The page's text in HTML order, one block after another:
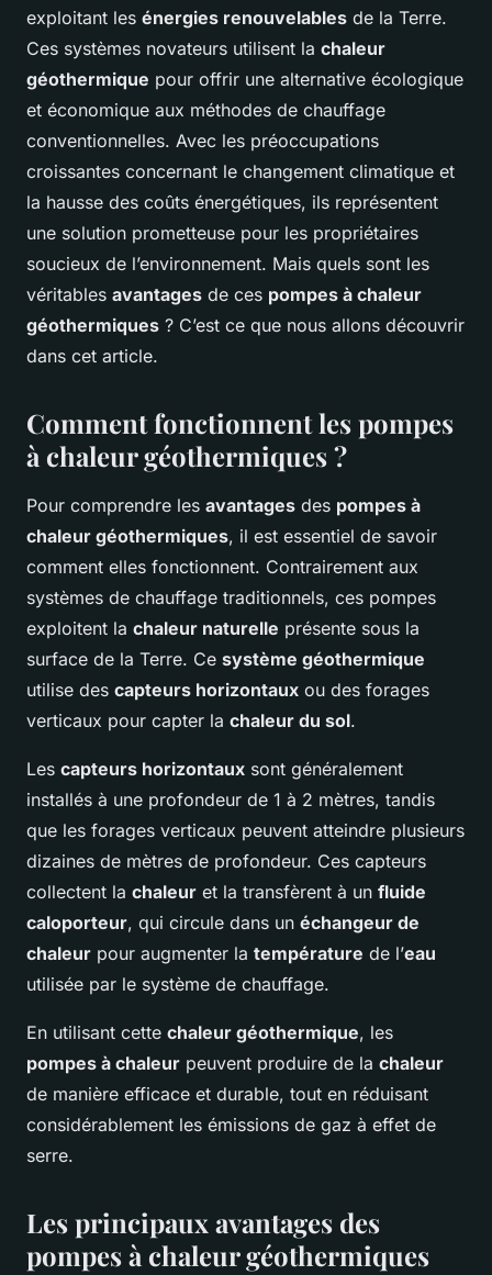
exploitant les énergies renouvelables de la Terre.
Ces systèmes novateurs utilisent la chaleur
géothermique pour offrir une alternative écologique
et économique aux méthodes de chauffage
conventionnelles. Avec les préoccupations
croissantes concernant le changement climatique et
la hausse des coûts énergétiques, ils représentent
une solution prometteuse pour les propriétaires
soucieux de l’environnement. Mais quels sont les
véritables avantages de ces pompes à chaleur
géothermiques ? C’est ce que nous allons découvrir
dans cet article.
Comment fonctionnent les pompes
à chaleur géothermiques ?
Pour comprendre les avantages des pompes à
chaleur géothermiques, il est essentiel de savoir
comment elles fonctionnent. Contrairement aux
systèmes de chauffage traditionnels, ces pompes
exploitent la chaleur naturelle présente sous la
surface de la Terre. Ce système géothermique
utilise des capteurs horizontaux ou des forages
verticaux pour capter la chaleur du sol.
Les capteurs horizontaux sont généralement
installés à une profondeur de 1 à 2 mètres, tandis
que les forages verticaux peuvent atteindre plusieurs
dizaines de mètres de profondeur. Ces capteurs
collectent la chaleur et la transfèrent à un fluide
caloporteur, qui circule dans un échangeur de
chaleur pour augmenter la température de l’eau
utilisée par le système de chauffage.
En utilisant cette chaleur géothermique, les
pompes à chaleur peuvent produire de la chaleur
de manière efficace et durable, tout en réduisant
considérablement les émissions de gaz à effet de
serre.
Les principaux avantages des
pompes à chaleur géothermiques